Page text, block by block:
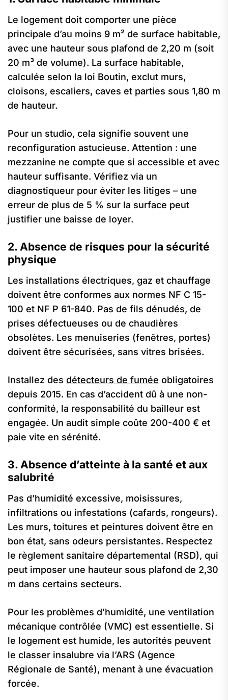
Le logement doit comporter une pièce
principale d’au moins 9 m² de surface habitable,
avec une hauteur sous plafond de 2,20 m (soit
20 m³ de volume). La surface habitable,
calculée selon la loi Boutin, exclut murs,
cloisons, escaliers, caves et parties sous 1,80 m
de hauteur.
Pour un studio, cela signifie souvent une
reconfiguration astucieuse. Attention : une
mezzanine ne compte que si accessible et avec
hauteur suffisante. Vérifiez via un
diagnostiqueur pour éviter les litiges – une
erreur de plus de 5 % sur la surface peut
justifier une baisse de loyer.
2. Absence de risques pour la sécurité
physique
Les installations électriques, gaz et chauffage
doivent être conformes aux normes NF C 15-
100 et NF P 61-840. Pas de fils dénudés, de
prises défectueuses ou de chaudières
obsolètes. Les menuiseries (fenêtres, portes)
doivent être sécurisées, sans vitres brisées.
Installez des détecteurs de fumée obligatoires
depuis 2015. En cas d’accident dû à une non-
conformité, la responsabilité du bailleur est
engagée. Un audit simple coûte 200-400 € et
paie vite en sérénité.
3. Absence d’atteinte à la santé et aux
salubrité
Pas d’humidité excessive, moisissures,
infiltrations ou infestations (cafards, rongeurs).
Les murs, toitures et peintures doivent être en
bon état, sans odeurs persistantes. Respectez
le règlement sanitaire départemental (RSD), qui
peut imposer une hauteur sous plafond de 2,30
m dans certains secteurs.
Pour les problèmes d’humidité, une ventilation
mécanique contrôlée (VMC) est essentielle. Si
le logement est humide, les autorités peuvent
le classer insalubre via l’ARS (Agence
Régionale de Santé), menant à une évacuation
forcée.